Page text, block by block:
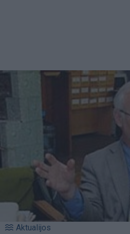
Aktualijos